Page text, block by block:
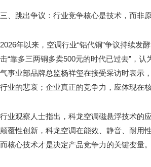
三、跳出争议：行业竞争核心是技术，而非
2026年以来，空调行业“铝代铜”争议持续发
击“靠多三两铜多卖500元的时代已过去”，
气事业部品牌总监杨祥玺在接受采访时表示
行业的悲哀；企业真正的竞争力，应体现在
行业观察人士指出，科龙空调磁悬浮技术的
颠覆性创新，科龙空调在能效、静音、耐用
而核心技术才是决定产品竞争力的关键变量。